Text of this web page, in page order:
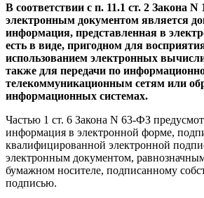
В соответствии с п. 11.1 ст. 2 Закона
электронным документом является
информация, представленная в
есть в виде, пригодном для
использованием электронных
также для передачи по
телекоммуникационным сетям или
информационных системах.
Частью 1 ст. 6 Закона N 63-ФЗ
информация в электронной форме,
квалифицированной электронной
электронным документом,
бумажном носителе, подписанному
подписью.